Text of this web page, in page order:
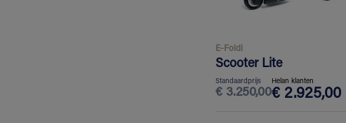
E-Foldi
Scooter Lite
Standaardprijs
€ 3.250,00
Helan klanten
€ 2.925,00